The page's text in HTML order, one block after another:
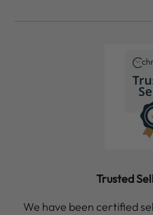
Trusted
We have been certified